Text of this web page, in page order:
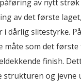
av nytt
av det første
i dårlig slitestyrke.
måte som det
finish.
strukturen og jevne